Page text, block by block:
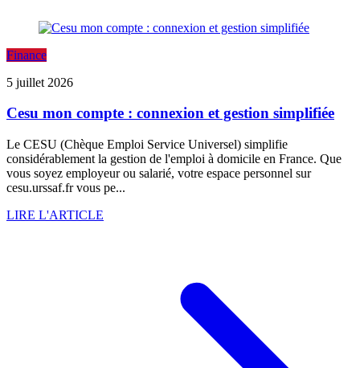
Finance
5 juillet 2026
Cesu mon compte : connexion et gestion simplifiée
Le CESU (Chèque Emploi Service Universel) simplifie
considérablement la gestion de l'emploi à domicile en France. Que
vous soyez employeur ou salarié, votre espace personnel sur
cesu.urssaf.fr vous pe...
LIRE L'ARTICLE